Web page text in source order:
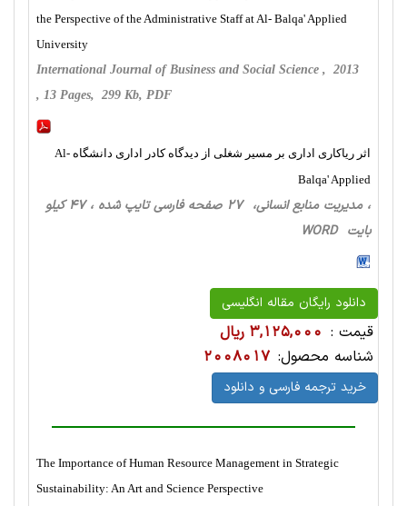
the Perspective of the Administrative Staff at Al- Balqa' Applied
University
International Journal of Business and Social Science , 2013
, 13 Pages, 299 Kb, PDF
اثر ریاکاری اداری بر مسیر شغلی از دیدگاه کادر اداری دانشگاه Al-
Balqa' Applied
، مدیریت منابع انسانی، 27 صفحه فارسی تایپ شده ، 47 کیلو
بایت WORD
دانلود رایگان مقاله انگلیسی
قیمت : 3,125,000 ریال
شناسه محصول: 2008017
خرید ترجمه فارسی و دانلود
The Importance of Human Resource Management in Strategic
Sustainability: An Art and Science Perspective